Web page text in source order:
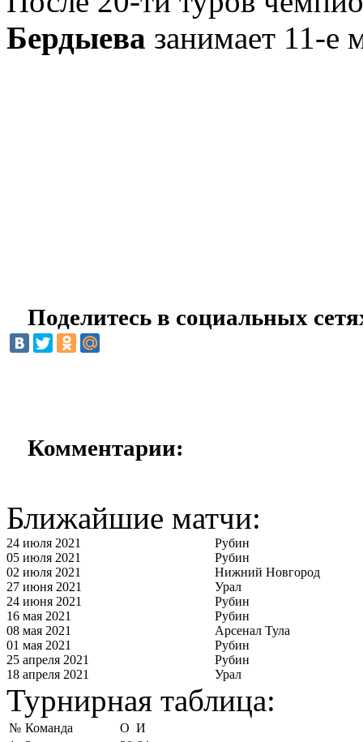
Бердыева занимает 11-е
Поделитесь в социальных
Комментарии:
Ближайшие матчи:
24 июля 2021
Рубин
05 июля 2021
Рубин
02 июля 2021
Нижний Новгород
27 июня 2021
Урал
24 июня 2021
Рубин
16 мая 2021
Рубин
08 мая 2021
Арсенал Тула
01 мая 2021
Рубин
25 апреля 2021
Рубин
18 апреля 2021
Урал
Турнирная таблица:
№ Команда О И